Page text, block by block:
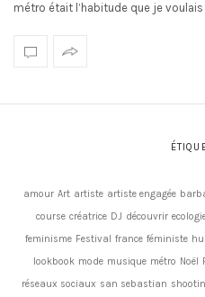
métro était l’habitude que je
amour Art artiste artiste engagée
course créatrice DJ découvrir
feminisme Festival france féministe
lookbook mode musique métro Noël
réseaux sociaux san sebastian